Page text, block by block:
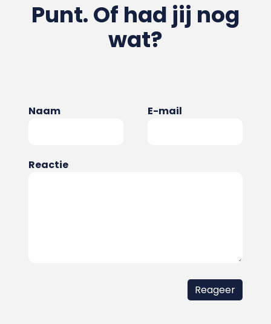
Punt. Of had jij nog
wat?
Naam E-mail
Reactie